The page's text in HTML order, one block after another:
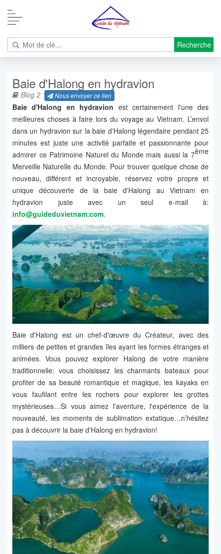
Recherche
Baie d'Halong en hydravion
Blog 2 Nous envoyer ce lien
Baie d'Halong en hydravion est certainement l'une des
meilleures choses à faire lors du voyage au Vietnam. L’envol
dans un hydravion sur la baie d'Halong légendaire pendant 25
minutes est juste une activité parfaite et passionnante pour
admirer ce Patrimoine Naturel du Monde mais aussi la 7ème
Merveille Naturelle du Monde. Pour trouver quelque chose de
nouveau, différent et incroyable, réservez votre propre et
unique découverte de la baie d'Halong au Vietnam en
hydravion juste avec un seul e-mail à:
info@guideduvietnam.com.
Baie d'Halong est un chef-d'œuvre du Créateur, avec des
milliers de petites et grandes îles ayant les formes étranges et
animées. Vous pouvez explorer Halong de votre manière
traditionnelle: vous choisissez les charmants bateaux pour
profiter de sa beauté romantique et magique, les kayaks en
vous faufilant entre les rochers pour explorer les grottes
mystérieuses…Si vous aimez l'aventure, l'expérience de la
nouveauté, les moments de sublimation extatique…n’hésitez
pas à découvrir la baie d'Halong en hydravion!